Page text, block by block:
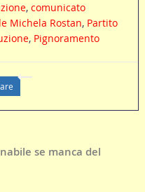
, comunicato
Michela Rostan, Partito
, Pignoramento
se manca del